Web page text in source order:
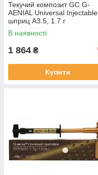
Текучий композит GC G-
AENIAL Universal Injectable,
шприц A3.5, 1.7 г
В наявності
1 864 ₴
Купити